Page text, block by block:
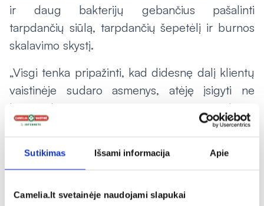
Sutikimas Išsami informacija Apie
Camelia.lt svetainėje naudojami slapukai
ir daug bakterijų gebančius pašalinti
tarpdančių siūlą, tarpdančių šepetėlį ir burnos
skalavimo skystį.
„Visgi tenka pripažinti, kad didesnę dalį klientų
vaistinėje sudaro asmenys, atėję įsigyti ne
burnos higienos priemonių, o preparatų dantų
skausmui mažinti. Kalbantis su klientais
medikamentus, nei vizitą pas odontologą.
Tokiomis akimirkomis visada akcentuoju